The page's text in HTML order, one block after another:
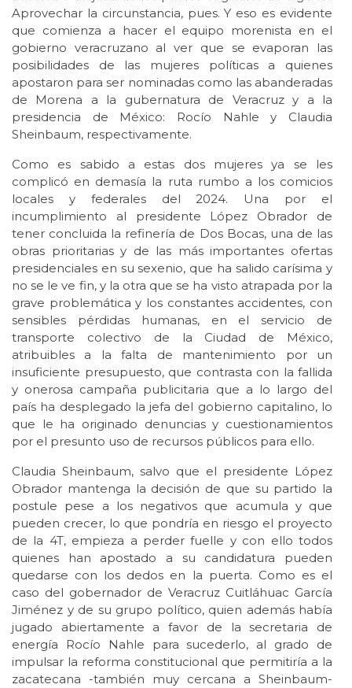
Aprovechar la circunstancia, pues. Y eso es evidente
que comienza a hacer el equipo morenista en el
gobierno veracruzano al ver que se evaporan las
posibilidades de las mujeres políticas a quienes
apostaron para ser nominadas como las abanderadas
de Morena a la gubernatura de Veracruz y a la
presidencia de México: Rocío Nahle y Claudia
Sheinbaum, respectivamente.
Como es sabido a estas dos mujeres ya se les
complicó en demasía la ruta rumbo a los comicios
locales y federales del 2024. Una por el
incumplimiento al presidente López Obrador de
tener concluida la refinería de Dos Bocas, una de las
obras prioritarias y de las más importantes ofertas
presidenciales en su sexenio, que ha salido carísima y
no se le ve fin, y la otra que se ha visto atrapada por la
grave problemática y los constantes accidentes, con
sensibles pérdidas humanas, en el servicio de
transporte colectivo de la Ciudad de México,
atribuibles a la falta de mantenimiento por un
insuficiente presupuesto, que contrasta con la fallida
y onerosa campaña publicitaria que a lo largo del
país ha desplegado la jefa del gobierno capitalino, lo
que le ha originado denuncias y cuestionamientos
por el presunto uso de recursos públicos para ello.
Claudia Sheinbaum, salvo que el presidente López
Obrador mantenga la decisión de que su partido la
postule pese a los negativos que acumula y que
pueden crecer, lo que pondría en riesgo el proyecto
de la 4T, empieza a perder fuelle y con ello todos
quienes han apostado a su candidatura pueden
quedarse con los dedos en la puerta. Como es el
caso del gobernador de Veracruz Cuitláhuac García
Jiménez y de su grupo político, quien además había
jugado abiertamente a favor de la secretaria de
energía Rocío Nahle para sucederlo, al grado de
impulsar la reforma constitucional que permitiría a la
zacatecana -también muy cercana a Sheinbaum-